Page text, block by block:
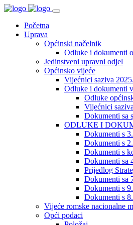
Početna
Uprava
Općinski načelnik
Odluke i dokumenti
Jedinstveni upravni odjel
Općinsko vijeće
Vijećnici saziva
Odluke i dokumenti
Odluke
Vijećnici
Dokumenti sa
ODLUKE I
Dokumenti s
Dokumenti s
Dokumenti s
Dokumenti sa
Prijedlog
Dokumenti sa
Dokumenti s
Dokumenti s
Vijeće romske nacionalne
Opći podaci